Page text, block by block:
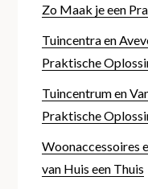
Zo Maak je een
Tuincentra en
Praktische
Tuincentrum en
Praktische
Woonaccessoires
van Huis een Thuis